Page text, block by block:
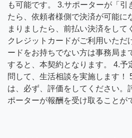
も可能です。 3.サポーターが「引
たら、依頼者様側で決済が可能に
まりましたら、前払い決済をして
クレジットカードがご利用いただ
ードをお持ちでない方は事務局ま
すると、本契約となります。 4.予
問して、生活相談を実施します！
は、必ず、評価をしてください。
ポーターが報酬を受け取ることが